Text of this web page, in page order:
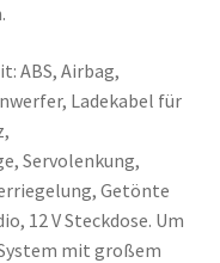
ABS, Airbag,
Ladekabel für
Servolenkung,
Getönte
12 V Steckdose. Um
mit großem